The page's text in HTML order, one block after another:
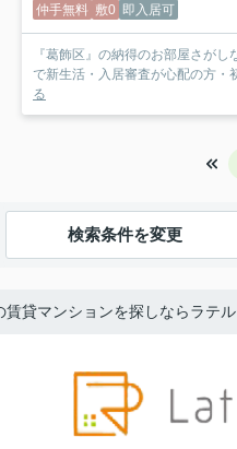
仲手無料 敷0 即入居可
『葛飾区』の納得のお部屋さが
で新生活・入居審査が心配の方・
る
検索条件を変更
貸マンションを探しならラテ